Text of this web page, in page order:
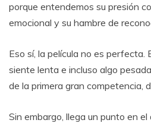
porque entendemos su presión
emocional y su hambre de
Eso sí, la película no es perfecta.
siente lenta e incluso algo
de la primera gran competencia,
Sin embargo, llega un punto en